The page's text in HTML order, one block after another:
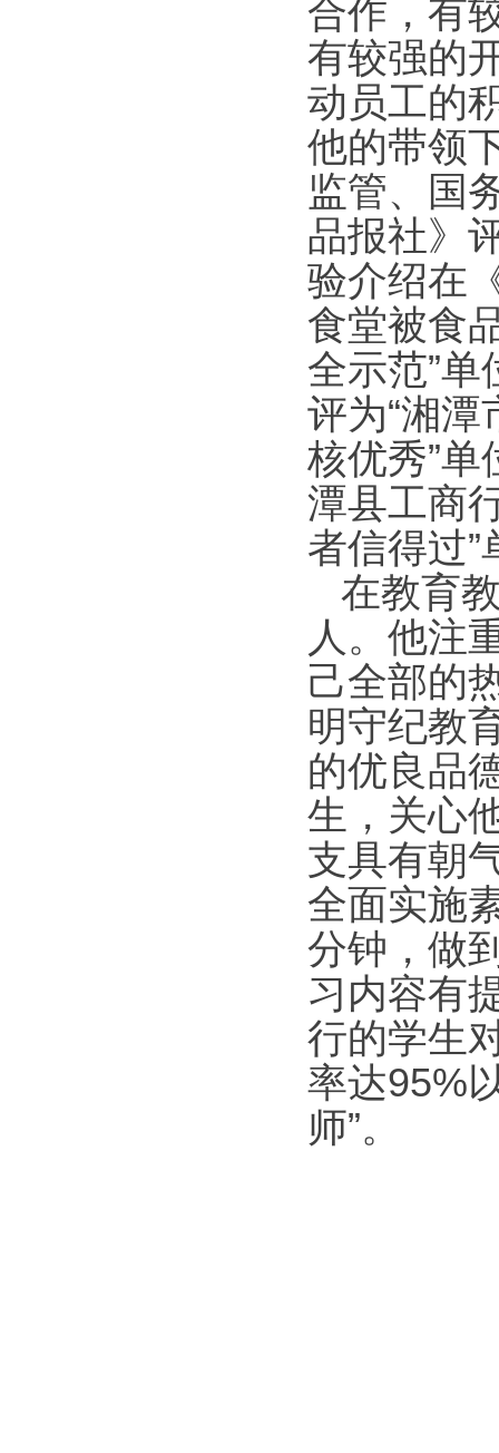
合作，有
有较强的
动员工的
他的带领
监管、国
品报社》
验介绍在
食堂被食
全示范”
评为“湘
核优秀”
潭县工商
者信得过”
在教育
人。他注
己全部的
明守纪教
的优良品
生，关心
支具有朝
全面实施
分钟，做
习内容有
行的学生
率达95%
师”。